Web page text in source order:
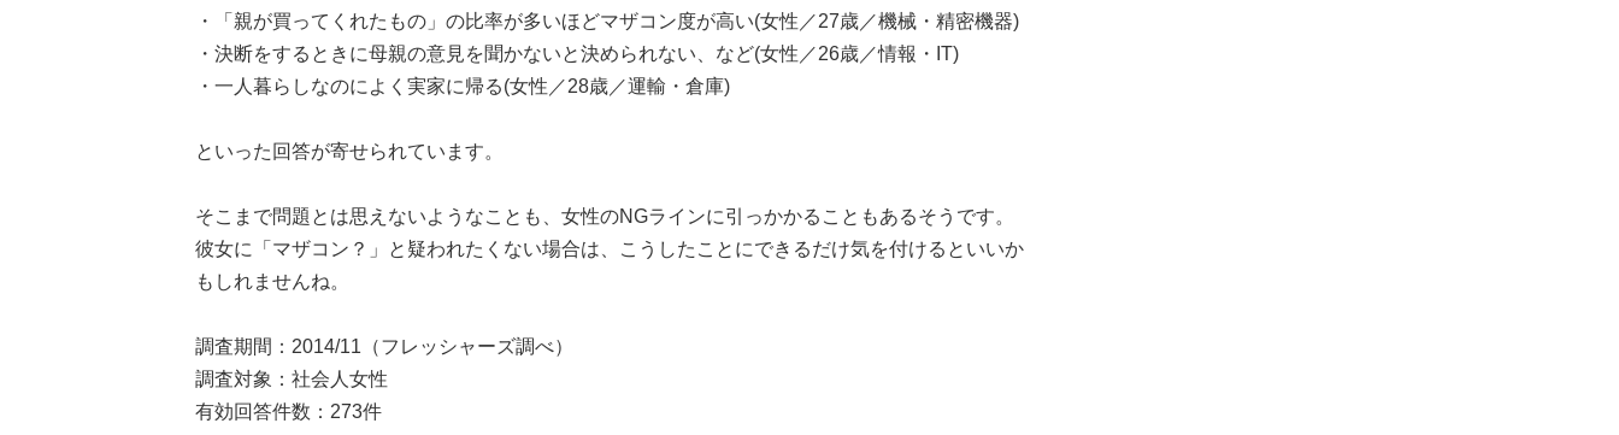
・「親が買ってくれたもの」の比率が多いほどマザコン度が高い(女性／27歳／機械・精密機器)
・決断をするときに母親の意見を聞かないと決められない、など(女性／26歳／情報・IT)
・一人暮らしなのによく実家に帰る(女性／28歳／運輸・倉庫)
といった回答が寄せられています。
そこまで問題とは思えないようなことも、女性のNGラインに引っかかることもあるそうです。
彼女に「マザコン？」と疑われたくない場合は、こうしたことにできるだけ気を付けるといいか
もしれませんね。
調査期間：2014/11（フレッシャーズ調べ）
調査対象：社会人女性
有効回答件数：273件